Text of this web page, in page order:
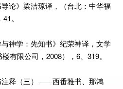
论》梁洁琼译，（台北：中华福
。
神学：先知书》纪荣神译，文学
有限公司，2008），6、319。
注释（三）——西番雅书、那鸿